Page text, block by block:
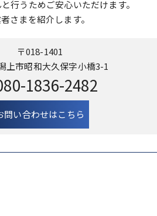
行うためご安心いただけます。
さまを紹介します。
〒018-1401
上市昭和大久保字小橋3-1
1836-2482
問い合わせはこちら